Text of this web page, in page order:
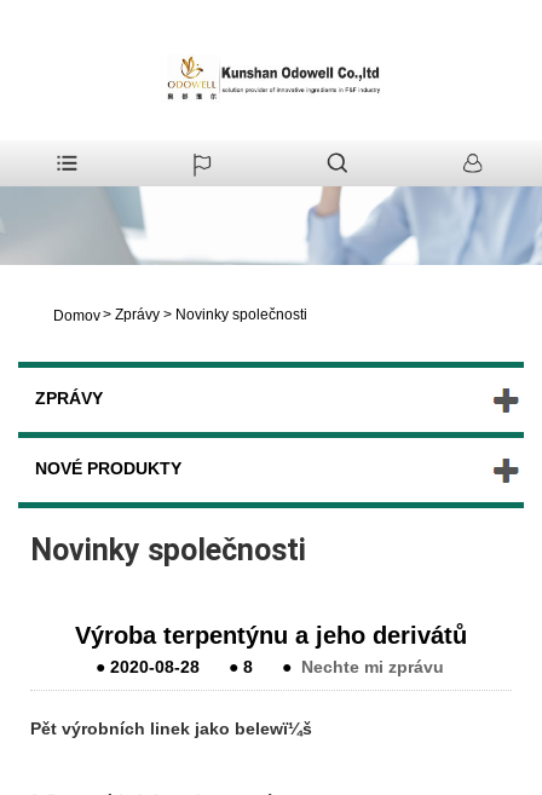
Domov> Zprávy > Novinky společnosti
ZPRÁVY
NOVÉ PRODUKTY
Novinky společnosti
Výroba terpentýnu a jeho derivátů
●2020-08-28 ●8 ● Nechte mi zprávu
Pět výrobních linek jako belewï¼š